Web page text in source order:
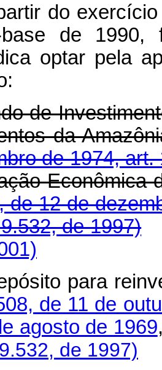
do
de 1990,
optar pela
de
da
de 1974, art.
Econômica
de 12 de
de 1997)
para
de 11 de
agosto de 1969
de 1997)